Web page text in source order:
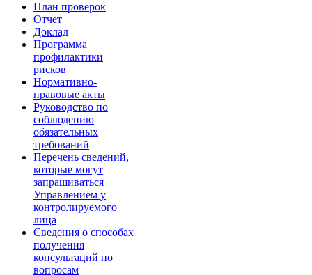
План проверок
Отчет
Доклад
Программа
профилактики
рисков
Нормативно-
правовые акты
Руководство по
соблюдению
обязательных
требований
Перечень сведений,
которые могут
запрашиваться
Управлением у
контролируемого
лица
Сведения о способах
получения
консультаций по
вопросам